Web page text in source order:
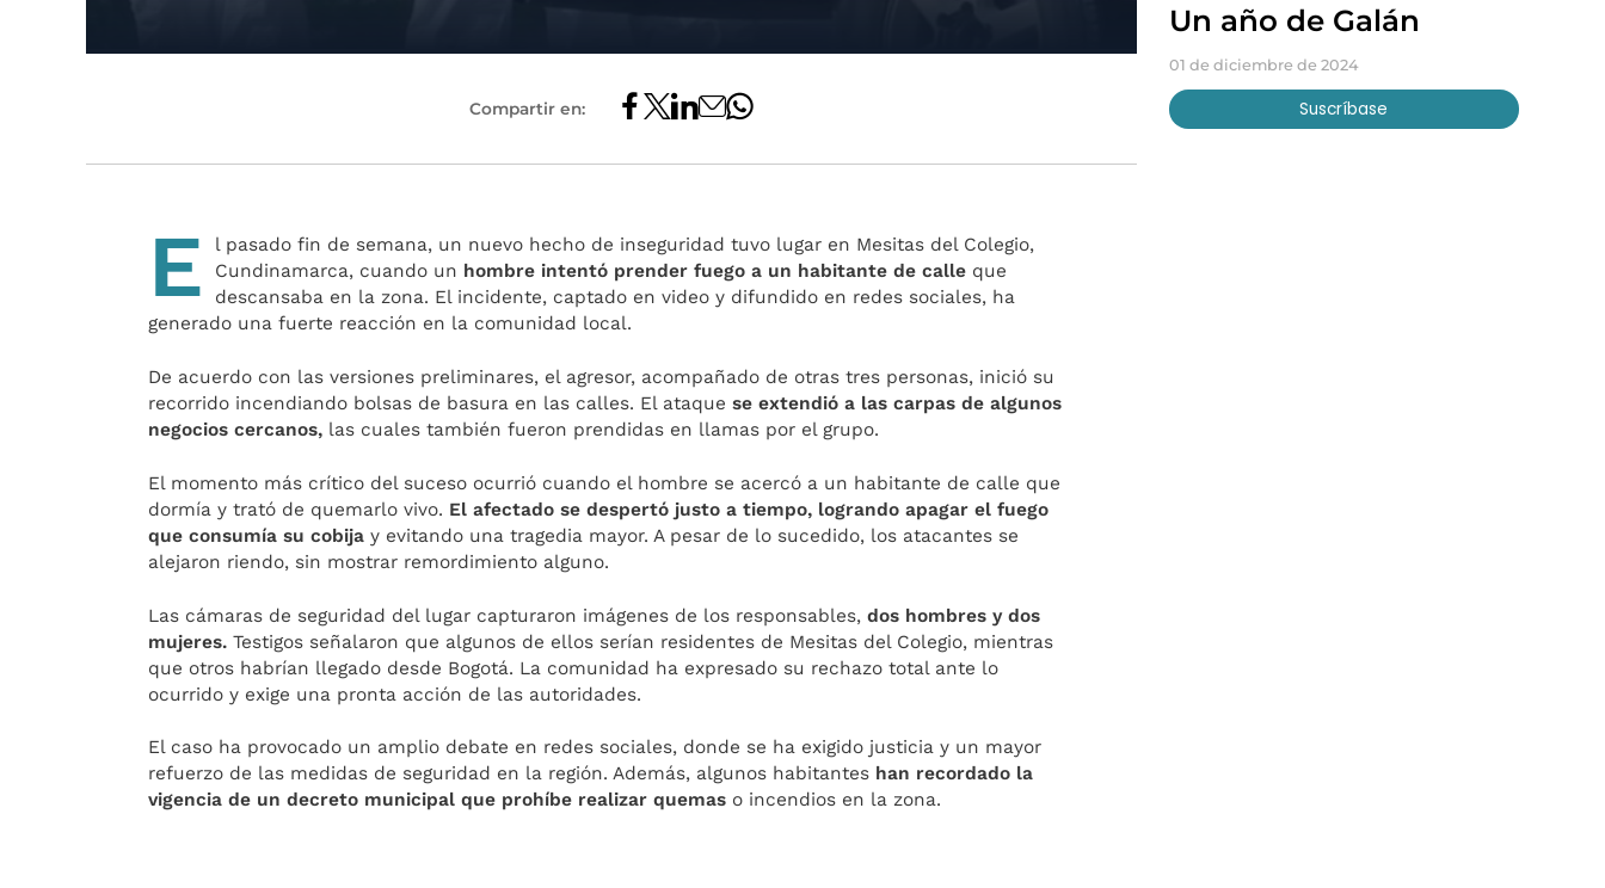
Compartir en:
E
l pasado fin de semana, un nuevo hecho de inseguridad tuvo lugar en Mesitas del Colegio,
Cundinamarca, cuando un hombre intentó prender fuego a un habitante de calle que
descansaba en la zona. El incidente, captado en video y difundido en redes sociales, ha
generado una fuerte reacción en la comunidad local.
De acuerdo con las versiones preliminares, el agresor, acompañado de otras tres personas, inició su
recorrido incendiando bolsas de basura en las calles. El ataquese extendió a las carpas de algunos
negocios cercanos, las cuales también fueron prendidas en llamas por el grupo.
El momento más crítico del suceso ocurrió cuando el hombre se acercó a un habitante de calle que
dormía y trató de quemarlo vivo. El afectado se despertó justo a tiempo, logrando apagar el fuego
que consumía su cobija y evitando una tragedia mayor. A pesar de lo sucedido, los atacantes se
alejaron riendo, sin mostrar remordimiento alguno.
Las cámaras de seguridad del lugar capturaron imágenes de los responsables,dos hombres y dos
mujeres. Testigos señalaron que algunos de ellos serían residentes de Mesitas del Colegio, mientras
que otros habrían llegado desde Bogotá. La comunidad ha expresado su rechazo total ante lo
ocurrido y exige una pronta acción de las autoridades.
El caso ha provocado un amplio debate en redes sociales, donde se ha exigido justicia y un mayor
refuerzo de las medidas de seguridad en la región. Además, algunos habitantes han recordado la
vigencia de un decreto municipal que prohíbe realizar quemas o incendios en la zona.
Un año de Galán
01 de diciembre de 2024
Suscríbase